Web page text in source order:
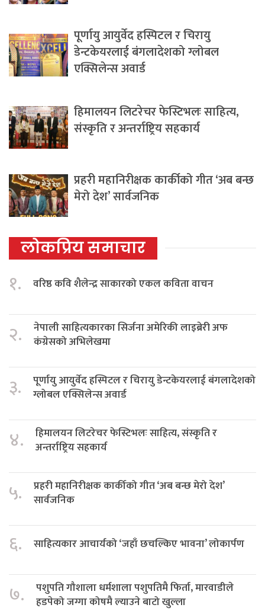
पूर्णायु आयुर्वेद हस्पिटल र चिरायु
डेन्टकेयरलाई बंगलादेशको ग्लोबल
एक्सिलेन्स अवार्ड
हिमालयन लिटरेचर फेस्टिभलः साहित्य,
संस्कृति र अन्तर्राष्ट्रिय सहकार्य
प्रहरी महानिरीक्षक कार्कीको गीत ‘अब बन्छ
मेरो देश’ सार्वजनिक
लोकप्रिय समाचार
१. वरिष्ठ कवि शैलेन्द्र साकारको एकल कविता वाचन
२.
नेपाली साहित्यकारका सिर्जना अमेरिकी लाइब्रेरी अफ
कंग्रेसको अभिलेखमा
३.
पूर्णायु आयुर्वेद हस्पिटल र चिरायु डेन्टकेयरलाई बंगलादेशको
ग्लोबल एक्सिलेन्स अवार्ड
४.
हिमालयन लिटरेचर फेस्टिभलः साहित्य, संस्कृति र
अन्तर्राष्ट्रिय सहकार्य
५.
प्रहरी महानिरीक्षक कार्कीको गीत ‘अब बन्छ मेरो देश’
सार्वजनिक
६. साहित्यकार आचार्यको ‘जहाँ छचल्किए भावना’ लोकार्पण
७.
पशुपति गौशाला धर्मशाला पशुपतिमै फिर्ता, मारवाडीले
हडपेको जग्गा कोषमै ल्याउने बाटो खुल्ला